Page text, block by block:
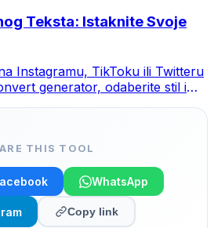
Teksta: Istaknite Svoje
Instagramu, TikToku ili Twitteru
generator, odaberite stil i
THIS TOOL
WhatsApp
Copy link